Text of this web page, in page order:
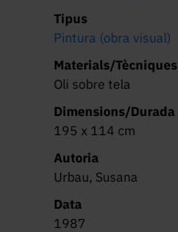
Tipus
Pintura (obra visual)
Materials/Tècniques
Oli sobre tela
Dimensions/Durada
195 x 114 cm
Autoria
Urbau, Susana
Data
1987